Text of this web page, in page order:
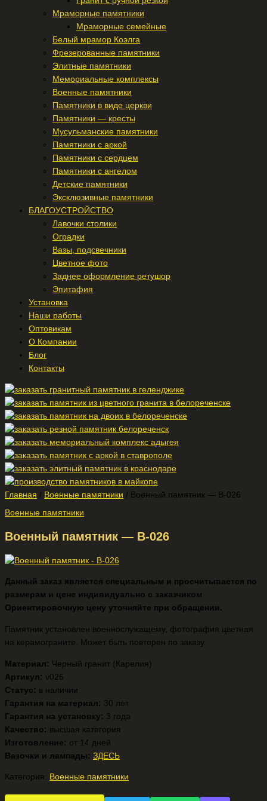
Мраморные памятники
Мраморные семейные
Белый мрамор Коэлга
Фрезерованные памятники
Элитные памятники
Мемориальные комплексы
Военные памятники
Памятники в виде церкви
Памятники — кресты
Мусульманские памятники
Памятники с аркой
Памятники с сердцем
Памятники с ангелом
Детские памятники
Эксклюзивные памятники
БЛАГОУСТРОЙСТВО
Лавочки столики
Оградки
Вазы, подсвечники
Цветное фото
Заднее оформление ретушор
Эпитафия
Установка
Наши работы
Оптовикам
О Компании
Блог
Контакты
Главная / Военные памятники / Военный памятник — В-026
Военные памятники
Военный памятник — В-026
Данный заказ является специальным и просчитывается по
размерам и цене индивидуально с заказчиком
Ориентировочную цену уточняйте при обращении.
Памятник установлен военнослужащему, фотография цветная
на керамограните. Может быть повторен по заказу.
Материал: Черный гранит (Карелия)
Артикул: v026
Статус: в наличии
Гарантия на материал: 30 лет
Гарантия на установку: 3 года
Качество: высшая категория
Изготовление: от 14 дней
Вазочки и лампады: ЗДЕСЬ
Категория: Военные памятники